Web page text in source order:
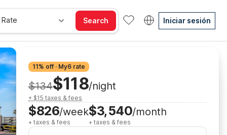
Search Iniciar sesión
11% off · My6 rate
$134$118/night
+ $15 taxes & fees
$826/week
+ taxes & fees
$3,540/month
+ taxes & fees